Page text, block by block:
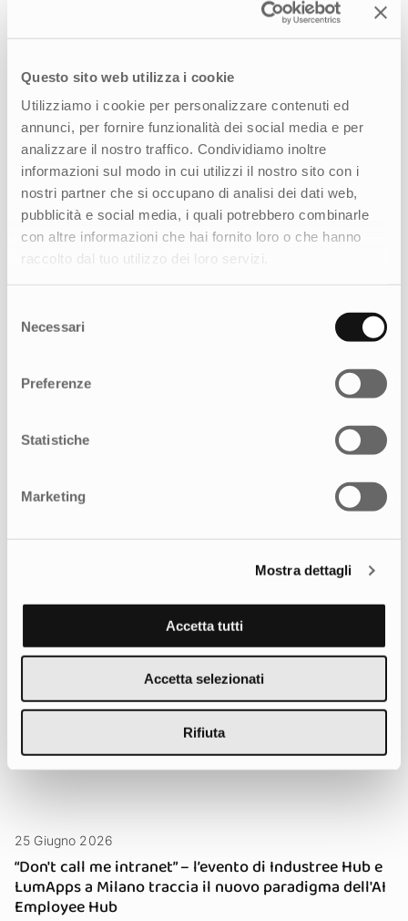
Questo sito web utilizza i cookie
Utilizziamo i cookie per personalizzare contenuti ed
annunci, per fornire funzionalità dei social media e per
analizzare il nostro traffico. Condividiamo inoltre
informazioni sul modo in cui utilizzi il nostro sito con i
nostri partner che si occupano di analisi dei dati web,
pubblicità e social media, i quali potrebbero combinarle
con altre informazioni che hai fornito loro o che hanno
raccolto dal tuo utilizzo dei loro servizi.
delNecessari
Preferenze
Statistiche
Marketing
Mostra dettagli
Accetta tutti
Accetta selezionati
Rifiuta
direttamente alle donne che scelgono ogni
giorno la qualità Biopoint: l'obiettivo è
consolidare il suo posizionamento come punto
di riferimento nel beauty care al femminile.
Come possiamo aiutarti?
per aiutarti a raggiungere i tuoi obiettivi.
25 Giugno 2026
“Don't call me intranet” – l’evento di Industree Hub e
LumApps a Milano traccia il nuovo paradigma dell'AI
Employee Hub